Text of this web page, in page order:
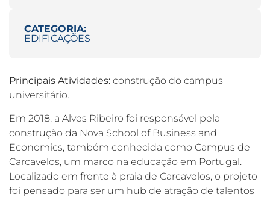
CATEGORIA:
EDIFICAÇÕES
Principais Atividades: construção do campus
universitário.
Em 2018, a Alves Ribeiro foi responsável pela
construção da Nova School of Business and
Economics, também conhecida como Campus de
Carcavelos, um marco na educação em Portugal.
Localizado em frente à praia de Carcavelos, o projeto
foi pensado para ser um hub de atração de talentos